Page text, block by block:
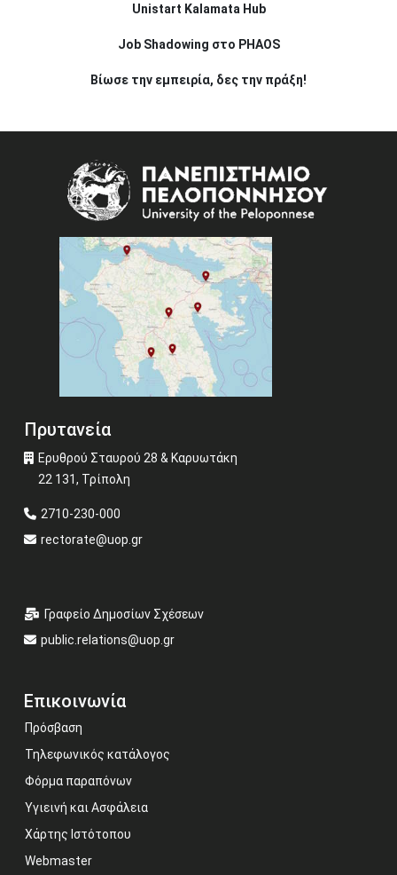
Unistart Kalamata Hub
Job Shadowing στο PHAOS
Βίωσε την εμπειρία, δες την πράξη!
Πρυτανεία
Ερυθρού Σταυρού 28 & Καρυωτάκη
22 131, Τρίπολη
2710-230-000
rectorate@uop.gr
Γραφείο Δημοσίων Σχέσεων
public.relations@uop.gr
Επικοινωνία
Πρόσβαση
Τηλεφωνικός κατάλογος
Φόρμα παραπόνων
Υγιεινή και Ασφάλεια
Χάρτης Ιστότοπου
Webmaster